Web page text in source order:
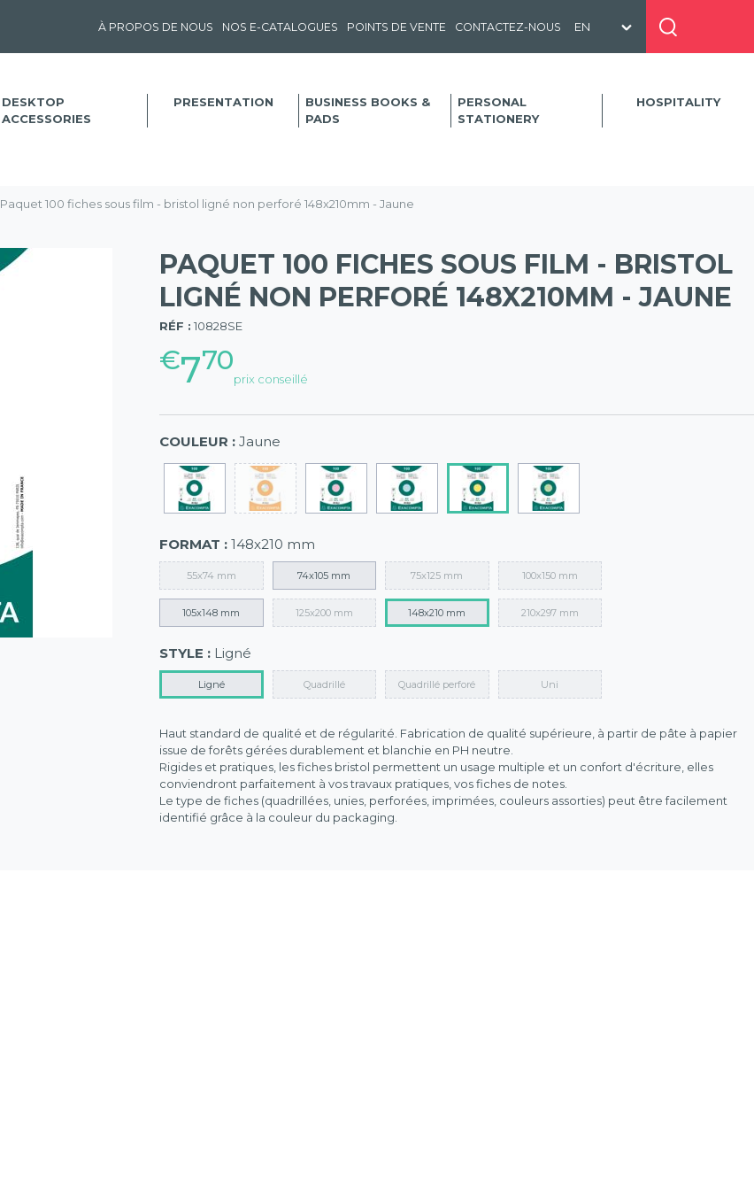
À PROPOS DE NOUS NOS E-CATALOGUES POINTS DE VENTE CONTACTEZ-NOUS
DESKTOP
ACCESSORIES
PRESENTATION
BUSINESS BOOKS &
PADS
PERSONAL
STATIONERY
HOSPITALITY
Paquet 100 fiches sous film - bristol ligné non perforé 148x210mm - Jaune
PAQUET 100 FICHES SOUS FILM - BRISTOL
LIGNÉ NON PERFORÉ 148X210MM - JAUNE
RÉF : 10828SE
€770
prix conseillé
(57)
COULEUR : Jaune
FORMAT : 148x210 mm
55x74 mm 74x105 mm 75x125 mm 100x150 mm
105x148 mm 125x200 mm 148x210 mm 210x297 mm
STYLE : Ligné
Ligné Quadrillé Quadrillé perforé Uni
Haut standard de qualité et de régularité. Fabrication de qualité supérieure, à partir de pâte à papier
issue de forêts gérées durablement et blanchie en PH neutre.
Rigides et pratiques, les fiches bristol permettent un usage multiple et un confort d'écriture, elles
conviendront parfaitement à vos travaux pratiques, vos fiches de notes.
Le type de fiches (quadrillées, unies, perforées, imprimées, couleurs assorties) peut être facilement
identifié grâce à la couleur du packaging.